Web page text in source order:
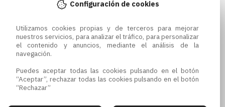
Configuración de cookies
Utilizamos cookies propias y de terceros para mejorar
nuestros servicios, para analizar el tráfico, para personalizar
el contenido y anuncios, mediante el análisis de la
navegación.
Puedes aceptar todas las cookies pulsando en el botón
“Aceptar”, rechazar todas las cookies pulsando en el botón
“Rechazar”